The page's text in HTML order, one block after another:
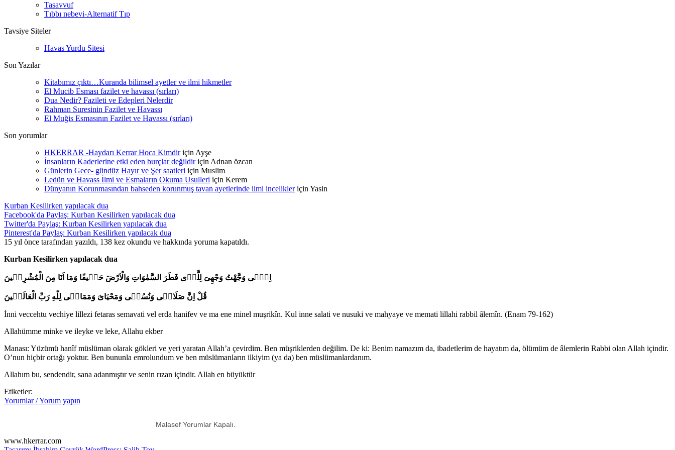
Tasavvuf
Tıbbı nebevi-Alternatif Tıp
Tavsiye Siteler
Havas Yurdu Sitesi
Son Yazılar
Kitabımız çıktı…Kuranda bilimsel ayetler ve ilmi hikmetler
El Mucib Esması fazilet ve havassı (sırları)
Dua Nedir? Fazileti ve Edepleri Nelerdir
Rahman Suresinin Fazilet ve Havassı
El Muğis Esmasının Fazilet ve Havassı (sırları)
Son yorumlar
HKERRAR -Haydarı Kerrar Hoca Kimdiriçin Ayşe
İnsanların Kaderlerine etki eden burçlar değildiriçin Adnan özcan
Günlerin Gece- gündüz Hayır ve Şer saatleri için Muslim
Ledün ve Havass İlmi ve Esmaların Okuma Usulleri için Kerem
Dünyanın Korunmasından bahseden korunmuş tavan ayetlerinde ilmi incelikleriçin Yasin
Kurban Kesilirken yapılacak dua
Facebook'da Paylaş: Kurban Kesilirken yapılacak dua
Twitter'da Paylaş: Kurban Kesilirken yapılacak dua
Pinterest'da Paylaş: Kurban Kesilirken yapılacak dua
15 yıl önce tarafından yazıldı, 138 kez okundu ve hakkında yoruma kapatıldı.
Kurban Kesilirken yapılacak dua
اِنّٖى وَجَّهْتُ وَجْهِىَ لِلَّذٖى فَطَرَ السَّمٰوَاتِ وَالْاَرْضَ حَنٖيفًا وَمَا اَنَا مِنَ الْمُشْرِكٖينَ
قُلْ اِنَّ صَلَاتٖى وَنُسُكٖى وَمَحْيَایَ وَمَمَاتٖى لِلّٰهِ رَبِّ الْعَالَمٖينَ
İnni veccehtu vechiye lillezi fetaras semavati vel erda hanifev ve ma ene minel muşrikîn. Kul inne salati ve nusuki ve mahyaye ve memati lillahi rabbil âlemîn. (Enam 79-162)
Allahümme minke ve ileyke ve leke, Allahu ekber
Manası: Yüzümü hanîf müslüman olarak gökleri ve yeri yaratan Allah’a çevirdim. Ben müşriklerden değilim. De ki: Benim namazım da, ibadetlerim de hayatım da, ölümüm de âlemlerin Rabbi olan Allah içindir.
O’nun hiçbir ortağı yoktur. Ben bununla emrolundum ve ben müslümanların ilkiyim (ya da) ben müslümanlardanım.
Allahım bu, sendendir, sana adanmıştır ve senin rızan içindir. Allah en büyüktür
Etiketler:
Yorumlar / Yorum yapın
Malasef Yorumlar Kapalı.
www.hkerrar.com